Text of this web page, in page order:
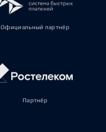
Официальный партнёр
Партнёр